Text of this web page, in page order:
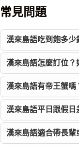
常見問題
漢來島語吃到飽多少
漢來島語怎麼訂位？
漢來島語有帝王蟹嗎
漢來島語平日跟假日
漢來島語適合帶長輩